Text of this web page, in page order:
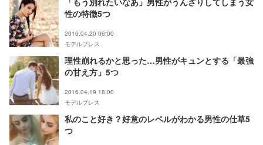
性の特徴5つ
2016.04.20 06:00
モデルプレス
理性崩れるかと思った…男性がキュンとする「最強
の甘え方」5つ
2016.04.19 18:00
モデルプレス
私のこと好き？好意のレベルがわかる男性の仕草5
つ